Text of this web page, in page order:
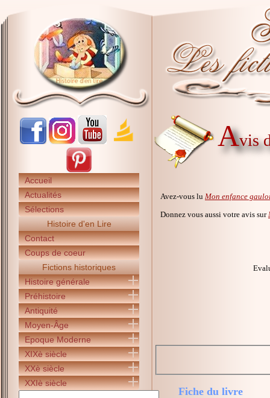
Accueil
Actualités
Sélections
Histoire d'en Lire
Contact
Coups de coeur
Fictions historiques
Histoire générale
Préhistoire
Antiquité
Moyen-Âge
Epoque Moderne
XIXè siècle
XXè siècle
XXIè siècle
Avis
Avez-vous lu Mon enfance
Donnez vous aussi votre avis sur
Fiche du livre